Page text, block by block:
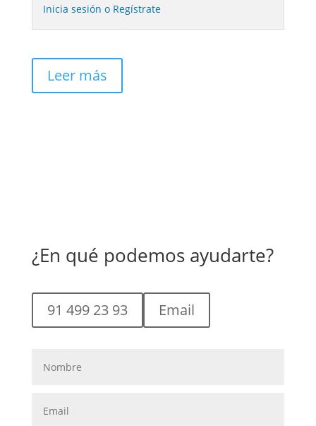
Inicia sesión o Regístrate
Leer más
¿En qué podemos ayudarte?
91 499 23 93 Email